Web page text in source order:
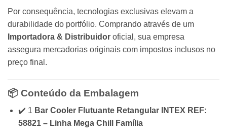
Por consequência, tecnologias exclusivas elevam a
durabilidade do portfólio. Comprando através de um
Importadora & Distribuidor oficial, sua empresa
assegura mercadorias originais com impostos inclusos no
preço final.
📦 Conteúdo da Embalagem
✔️ 1 Bar Cooler Flutuante Retangular INTEX REF:
58821 – Linha Mega Chill Família